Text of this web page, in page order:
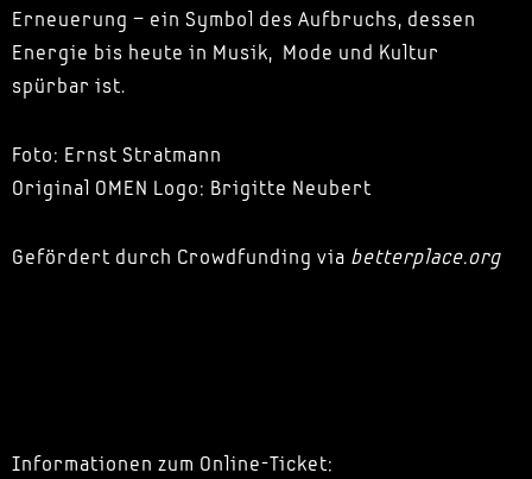
Erneuerung – ein Symbol des Aufbruchs, dessen
Energie bis heute in Musik, Mode und Kultur
spürbar ist.
Foto: Ernst Stratmann
Original OMEN Logo: Brigitte Neubert
Gefördert durch Crowdfunding via betterplace.org
Informationen zum Online-Ticket: